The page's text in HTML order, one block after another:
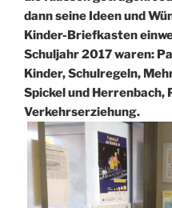
dann seine Ideen und
Kinder-Briefkasten
Schuljahr 2017 waren:
Kinder, Schulregeln,
Spickel und
Verkehrserziehung.